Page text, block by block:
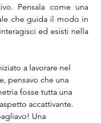
Pensala come una
che guida il modo in
ed esisti nella
a lavorare nel
pensavo che una
fosse tutta una
accattivante.
Una